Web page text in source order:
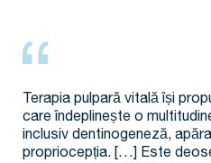
Terapia pulpară vitală își
care îndeplinește o
inclusiv dentinogeneză,
propriocepția. […] Este